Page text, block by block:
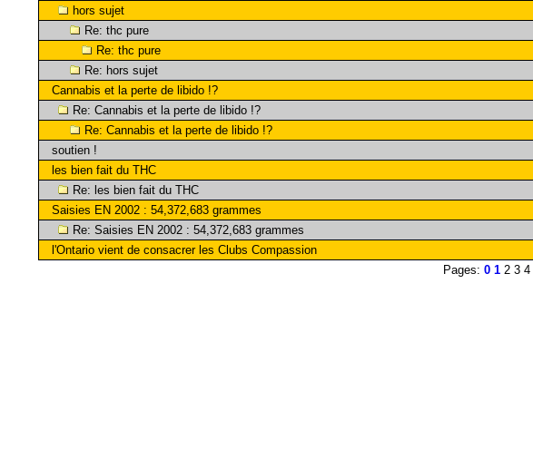
hors sujet
Re: thc pure
Re: thc pure
Re: hors sujet
Cannabis et la perte de libido !?
Re: Cannabis et la perte de libido !?
Re: Cannabis et la perte de libido !?
soutien !
les bien fait du THC
Re: les bien fait du THC
Saisies EN 2002 : 54,372,683 grammes
Re: Saisies EN 2002 : 54,372,683 grammes
l'Ontario vient de consacrer les Clubs Compassion
Pages: 0 1 2 3 4